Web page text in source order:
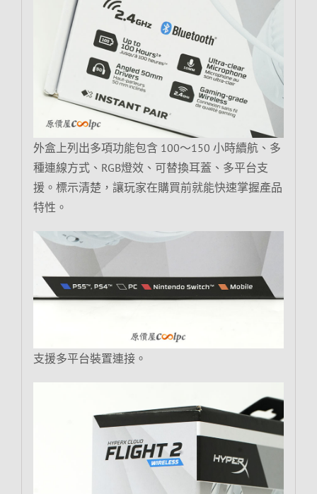
外盒上列出多項功能包含 100～150 小時續航、多
種連線方式、RGB燈效、可替換耳蓋、多平台支
援。標示清楚，讓玩家在購買前就能快速掌握產品
特性。
支援多平台裝置連接。